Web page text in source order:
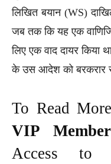
लिखित बयान (WS)
जब तक कि यह एक
लिए एक वाद दायर किया
के उस आदेश को बरकरार
To Read
VIP
Access to